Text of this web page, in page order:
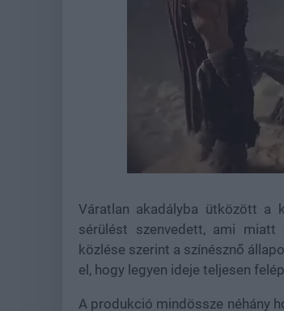
Váratlan akadályba ütközött a
sérülést szenvedett, ami
közlése szerint a színésznő
el, hogy legyen ideje teljesen
A produkció mindössze néhány